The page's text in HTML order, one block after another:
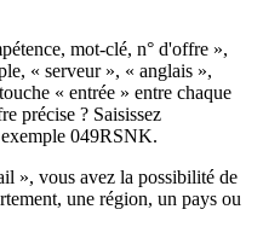
mot-clé, n° d'offre »,
« serveur », « anglais »,
« entrée » entre chaque
précise ? Saisissez
049RSNK.
», vous avez la possibilité de
une région, un pays ou